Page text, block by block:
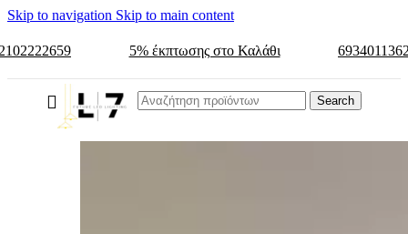
Skip to navigation Skip to main content
5% έκπτωσης στο Καλάθι
Search